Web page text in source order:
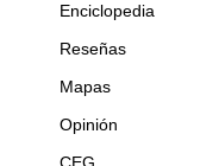
Enciclopedia
Reseñas
Mapas
Opinión